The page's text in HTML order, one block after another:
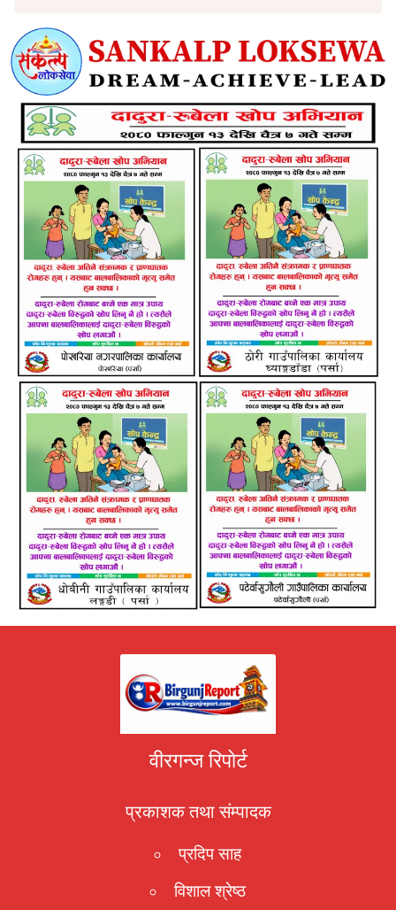
वीरगन्ज रिपोर्ट
प्रकाशक तथा संम्पादक
प्रदिप साह
विशाल श्रेष्ठ